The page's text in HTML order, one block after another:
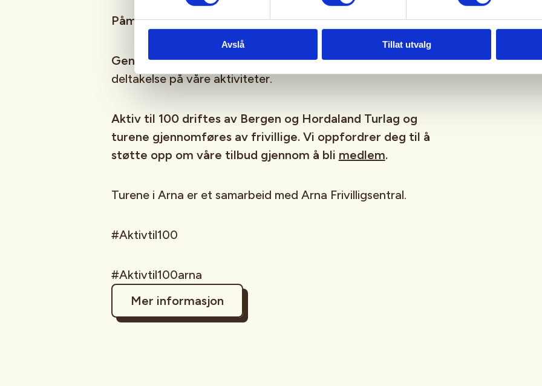
Avslå Tillat utvalg
Påmelding:Ingen påmelding, det er bare å komme.
Generelle vilkår:Les våregenerelle vilkårsom gjelder all
deltakelse på våre aktiviteter.
Aktiv til 100 driftes av Bergen og Hordaland Turlag og
turene gjennomføres av frivillige. Vi oppfordrer deg til å
støtte opp om våre tilbud gjennom å bli medlem.
Turene i Arna er et samarbeid med Arna Frivilligsentral.
#Aktivtil100
#Aktivtil100arna
Mer informasjon